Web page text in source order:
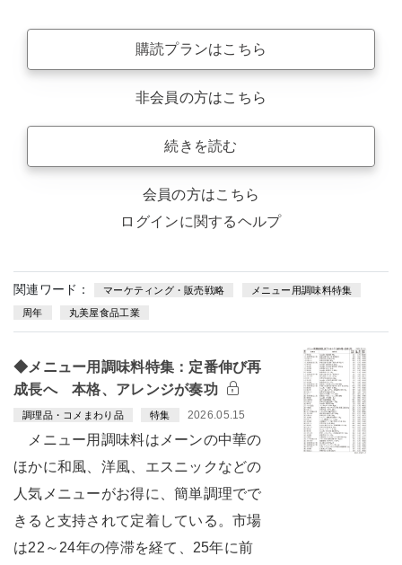
購読プランはこちら
非会員の方はこちら
続きを読む
会員の方はこちら
ログインに関するヘルプ
関連ワード： マーケティング・販売戦略 メニュー用調味料特集
周年 丸美屋食品工業
◆メニュー用調味料特集：定番伸び再
成長へ 本格、アレンジが奏功
調理品・コメまわり品 特集 2026.05.15
メニュー用調味料はメーンの中華の
ほかに和風、洋風、エスニックなどの
人気メニューがお得に、簡単調理でで
きると支持されて定着している。市場
は22～24年の停滞を経て、25年に前